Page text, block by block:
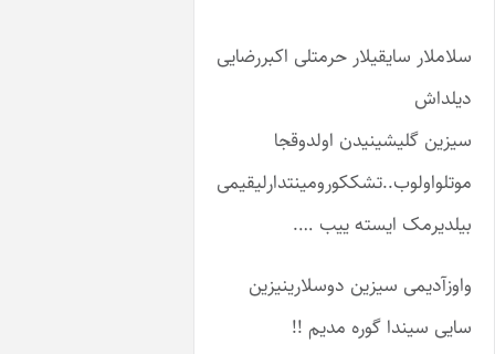
حرمتلی اکبررضایی
اولدوقجا
ایسته ییب ….
سیزین دوسلارینیزین
گوره مدیم !!